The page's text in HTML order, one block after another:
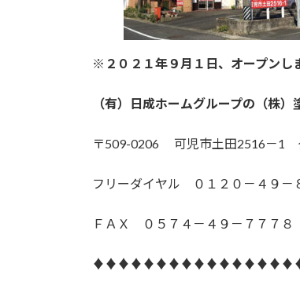
※２０２１年９月１日、オープン
（有）日成ホームグループの（株）
〒509-0206 可児市土田2516－1
フリーダイヤル ０１２０－４９－
ＦＡＸ ０５７４－４９－７７７８